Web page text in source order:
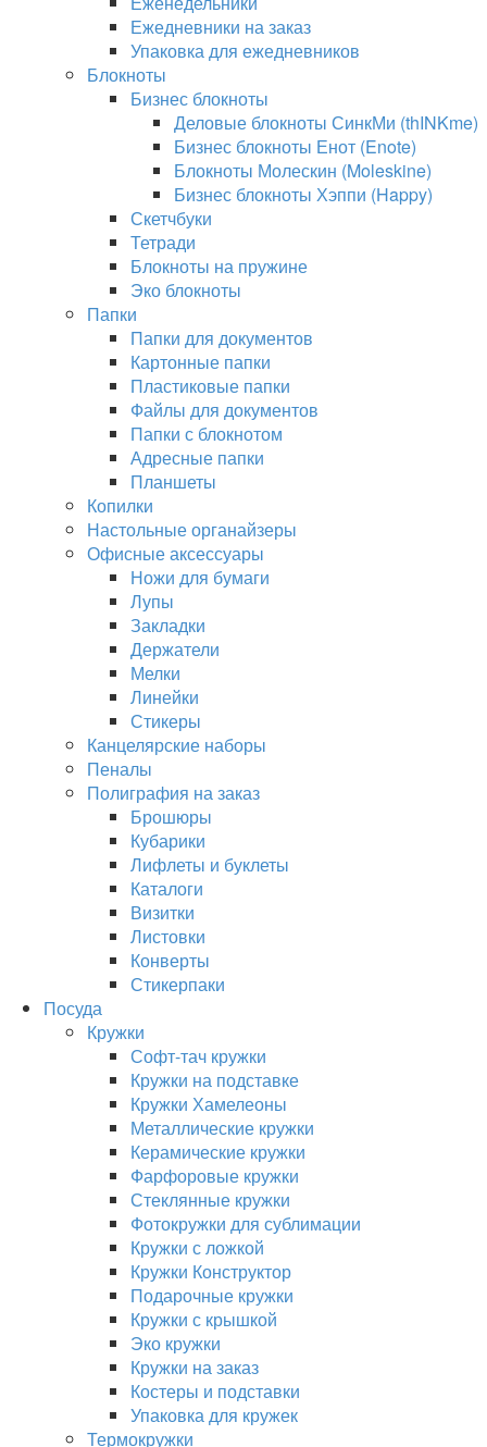
Ежедневники на заказ
Упаковка для ежедневников
Блокноты
Бизнес блокноты
Деловые блокноты СинкМи (thINKme)
Бизнес блокноты Енот (Enote)
Блокноты Молескин (Moleskine)
Бизнес блокноты Хэппи (Happy)
Скетчбуки
Тетради
Блокноты на пружине
Эко блокноты
Папки
Папки для документов
Картонные папки
Пластиковые папки
Файлы для документов
Папки с блокнотом
Адресные папки
Планшеты
Копилки
Настольные органайзеры
Офисные аксессуары
Ножи для бумаги
Лупы
Закладки
Держатели
Мелки
Линейки
Стикеры
Канцелярские наборы
Пеналы
Полиграфия на заказ
Брошюры
Кубарики
Лифлеты и буклеты
Каталоги
Визитки
Листовки
Конверты
Стикерпаки
Посуда
Кружки
Софт-тач кружки
Кружки на подставке
Кружки Хамелеоны
Металлические кружки
Керамические кружки
Фарфоровые кружки
Стеклянные кружки
Фотокружки для сублимации
Кружки с ложкой
Кружки Конструктор
Подарочные кружки
Кружки с крышкой
Эко кружки
Кружки на заказ
Костеры и подставки
Упаковка для кружек
Термокружки